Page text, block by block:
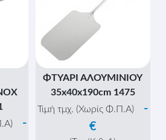
-
ΦΤΥΑΡΙ ΑΛΟΥΜΙΝΙΟΥ
35x40x190cm 1475
Τιμή τμχ. (Χωρίς Φ.Π.Α)
-
€